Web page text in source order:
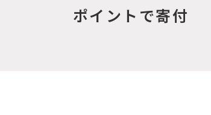
ポイントで寄付